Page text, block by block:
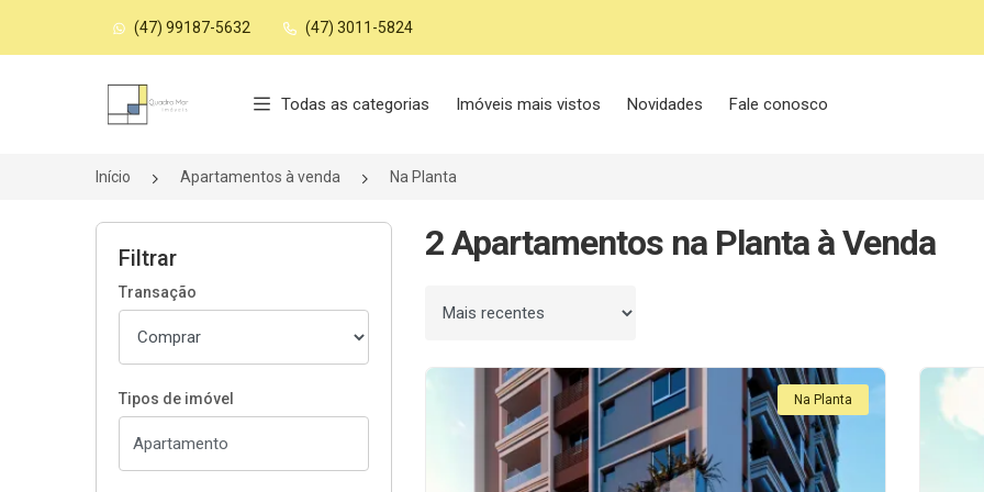
(47) 99187-5632 (47) 3011-5824
Página inicial
Todas as categorias Imóveis mais vistos Novidades Fale conosco
Início Apartamentos à venda Na Planta
Filtrar
Transação
Tipos de imóvel
2 Apartamentos na Planta à Venda
Ordenar por
Na Planta